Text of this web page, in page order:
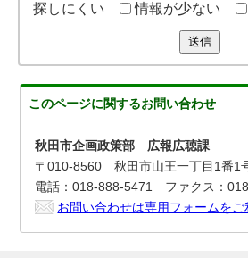
探しにくい
情報が少ない
送信
このページに関するお問い合わせ
秋田市企画政策部 広報広聴課
〒010-8560 秋田市山王一丁目1番
電話：018-888-5471 ファクス：
お問い合わせは専用フォームをご